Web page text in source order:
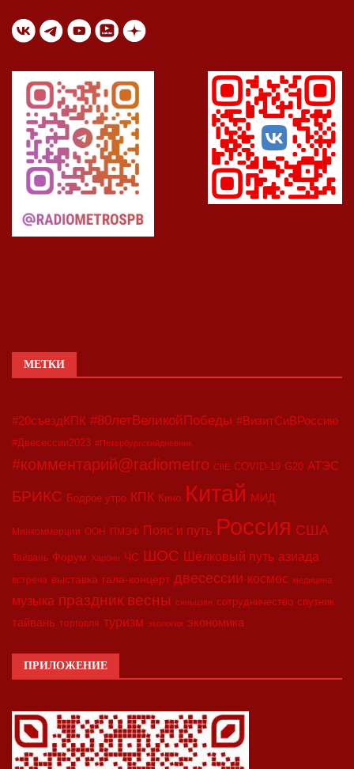
МЕТКИ
#20съездКПК #80летВеликойПобеды #ВизитСиВРоссию
#Двесессии2023 #Петербургскийдневник
#комментарий@radiometro CIIE COVID-19 G20 АТЭС
БРИКС Бодрое утро КПК Кино Китай МИД
Минкоммерции ООН ПМЭФ Пояс и путь Россия США
Тайвань Форум Харбин ЧС ШОС Шёлковый путь азиада
встреча выставка гала-концерт двесессии космос медицина
музыка праздник весны синьцзян сотрудничество спутник
тайвань торговля туризм экология экономика
ПРИЛОЖЕНИЕ